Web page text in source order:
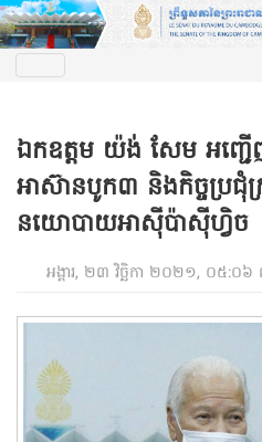
ឯកឧត្តម យ៉ង់ សែម អញ្ជើ
អាស៊ានបូក៣ និងកិច្ចប្រជុំ
នយោបាយអាស៊ីប៉ាស៊ីហ្វិច
អង្គារ, ២៣ វិច្ឆិកា ២០២១, ០៥:០៦